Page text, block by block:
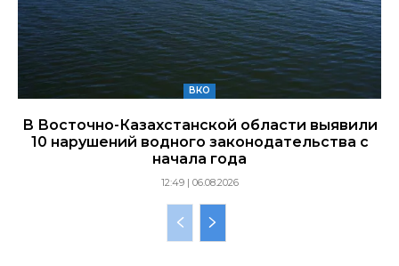
ВКО
В Восточно-Казахстанской области выявили
10 нарушений водного законодательства с
начала года
12:49 | 06.08.2026